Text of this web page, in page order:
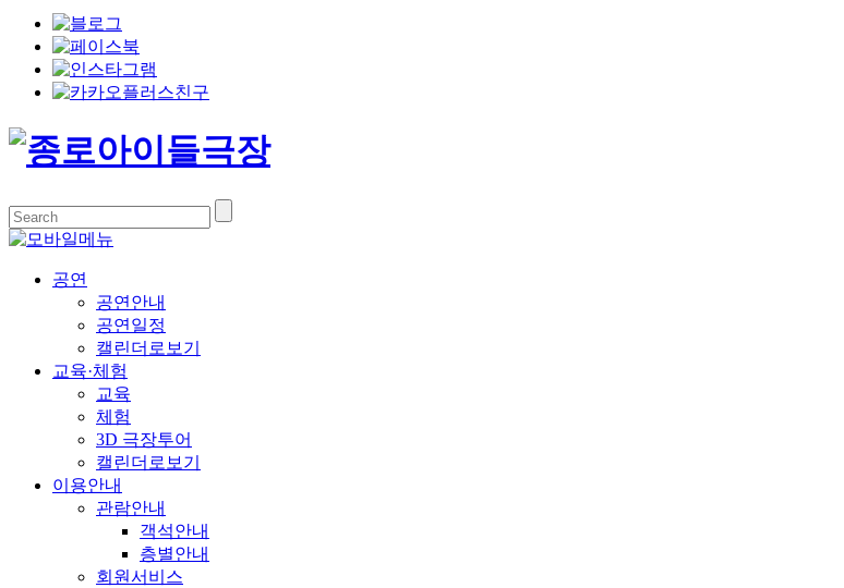
공연
공연안내
공연일정
캘린더로보기
교육·체험
교육
체험
3D 극장투어
캘린더로보기
이용안내
관람안내
객석안내
층별안내
회원서비스